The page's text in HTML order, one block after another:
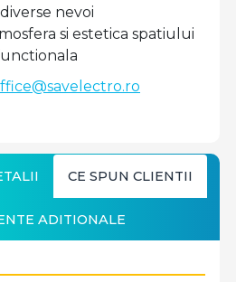
nevoi
si estetica spatiului
CE SPUN CLIENTII
ADITIONALE